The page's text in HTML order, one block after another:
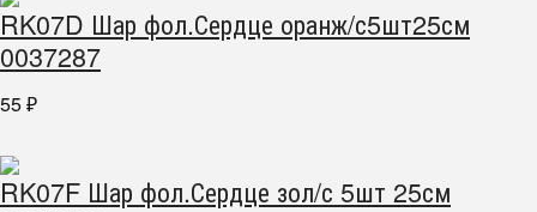
RK07D Шар фол.Сердце оранж/с5шт25см
0037287
55 ₽
RK07F Шар фол.Сердце зол/с 5шт 25см